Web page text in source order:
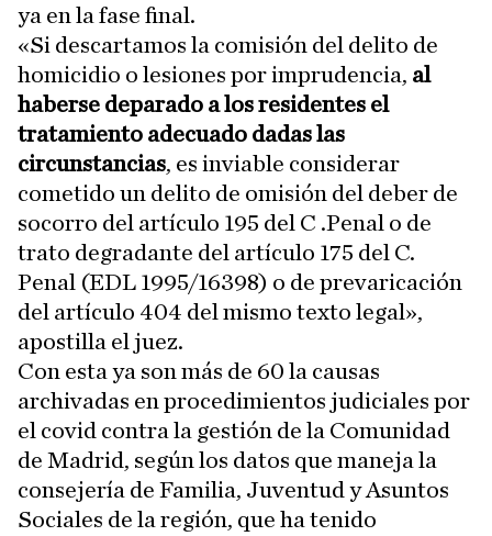
ya en la fase final.
«Si descartamos la comisión del delito de
homicidio o lesiones por imprudencia, al
haberse deparado a los residentes el
tratamiento adecuado dadas las
circunstancias, es inviable considerar
cometido un delito de omisión del deber de
socorro del artículo 195 del C .Penal o de
trato degradante del artículo 175 del C.
Penal (EDL 1995/16398) o de prevaricación
del artículo 404 del mismo texto legal»,
apostilla el juez.
Con esta ya son más de 60 la causas
archivadas en procedimientos judiciales por
el covid contra la gestión de la Comunidad
de Madrid, según los datos que maneja la
consejería de Familia, Juventud y Asuntos
Sociales de la región, que ha tenido